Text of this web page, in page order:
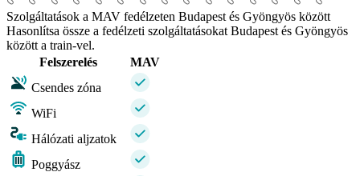
Szolgáltatások a MAV fedélzeten Budapest és Gyöngyös között
Hasonlítsa össze a fedélzeti szolgáltatásokat Budapest és Gyöngyös
között a train-vel.
Felszerelés
MAV
Csendes zóna
WiFi
Hálózati aljzatok
Poggyász